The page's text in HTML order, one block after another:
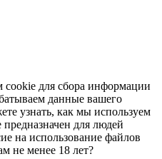
для сбора информации
данные вашего
узнать, как мы используем
для людей
на использование файлов
не менее 18 лет?